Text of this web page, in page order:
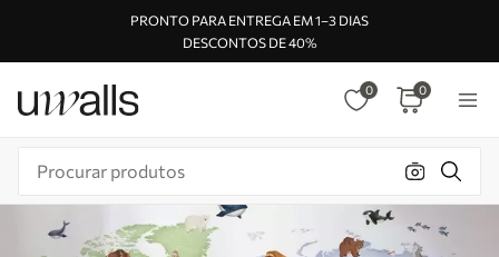
PRONTO PARA ENTREGA EM 1–3 DIAS
DESCONTOS DE 40%
0 0